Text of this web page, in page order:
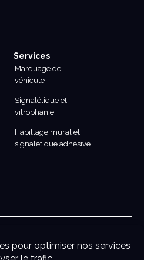
Services
Marquage de
véhicule
Signalétique et
vitrophanie
Habillage mural et
signalétique adhésive